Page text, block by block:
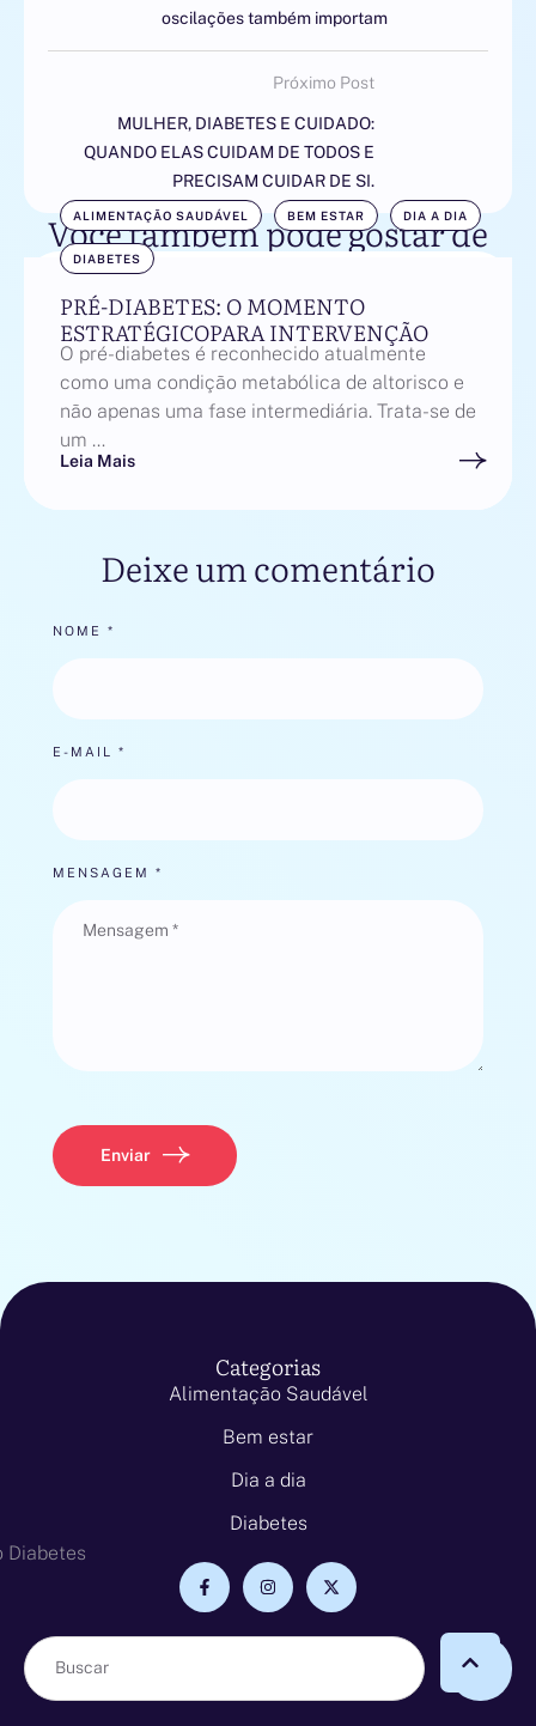
oscilações também importam
Próximo Post
MULHER, DIABETES E CUIDADO:
QUANDO ELAS CUIDAM DE TODOS E
PRECISAM CUIDAR DE SI.
Você também pode gostar de
ALIMENTAÇÃO SAUDÁVEL BEM ESTAR DIA A DIA
DIABETES
PRÉ-DIABETES: O MOMENTO
ESTRATÉGICOPARA INTERVENÇÃO
O pré-diabetes é reconhecido atualmente
como uma condição metabólica de altorisco e
não apenas uma fase intermediária. Trata-se de
um …
Leia Mais
Deixe um comentário
MENSAGEM *
NOME *
E-MAIL *
Enviar
Categorias
Alimentação Saudável
Bem estar
Dia a dia
Diabetes